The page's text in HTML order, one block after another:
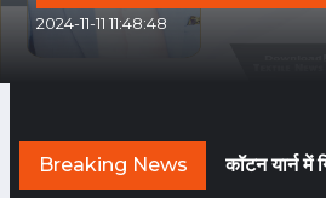
2024-11-11 11:48:48
Breaking News